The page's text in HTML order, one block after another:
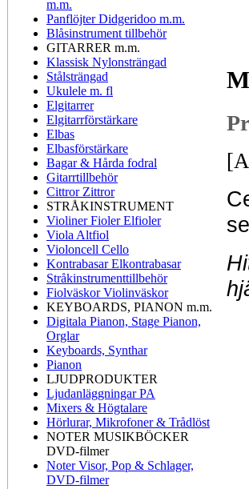
m.m.
Panflöjter Didgeridoo m.m.
Blåsinstrument tillbehör
GITARRER m.m.
Klassisk Nylonsträngad
Stålsträngad
Ukulele m. fl
Elgitarrer
Elgitarrförstärkare
Elbas
Elbasförstärkare
Bagar & Hårda fodral
Gitarrtillbehör
Cittror Zittror
STRÅKINSTRUMENT
Violiner Fioler Elfioler
Viola Altfiol
Violoncell Cello
Kontrabasar Elkontrabasar
Stråkinstrumenttillbehör
Fiolväskor Violinväskor
KEYBOARDS, PIANON m.m.
Digitala Pianon, Stage Pianon,
Orglar
Keyboards, Synthar
Pianon
LJUDPRODUKTER
Ljudanläggningar PA
Mixers & Högtalare
Hörlurar, Mikrofoner & Trådlöst
NOTER MUSIKBÖCKER
DVD-filmer
Noter Visor, Pop & Schlager,
DVD-filmer